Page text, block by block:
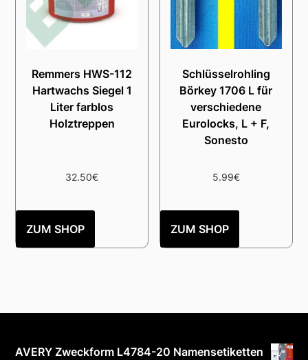
Remmers HWS-112
Hartwachs Siegel 1
Liter farblos
Holztreppen
32.50€
ZUM SHOP
Schlüsselrohling
Börkey 1706 L für
verschiedene
Eurolocks, L + F,
Sonesto
5.99€
ZUM SHOP
AVERY Zweckform L4784-20 Namensetiketten